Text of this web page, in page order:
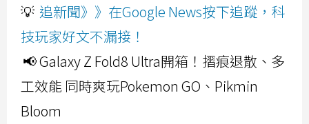
💡 追新聞》》在Google News按下追蹤，科
技玩家好文不漏接！
📢 Galaxy Z Fold8 Ultra開箱！摺痕退散、多
工效能 同時爽玩Pokemon GO、Pikmin
Bloom